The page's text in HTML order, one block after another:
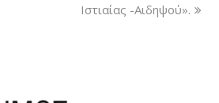
Ιστιαίας -Αιδηψού».